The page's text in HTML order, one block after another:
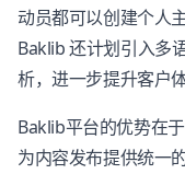
动员都可以创建个人
Baklib 还计划引入多
析，进一步提升客户体
Baklib平台的优势在
为内容发布提供统一